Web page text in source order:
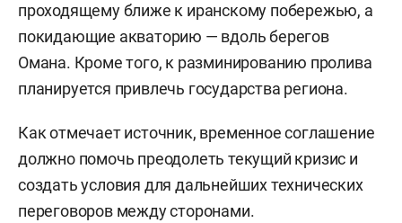
проходящему ближе к иранскому побережью, а
покидающие акваторию — вдоль берегов
Омана. Кроме того, к разминированию пролива
планируется привлечь государства региона.
Как отмечает источник, временное соглашение
должно помочь преодолеть текущий кризис и
создать условия для дальнейших технических
переговоров между сторонами.